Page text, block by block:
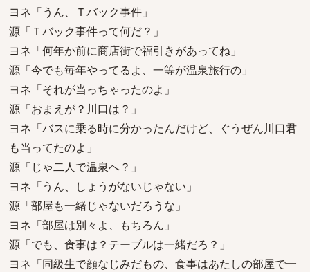
ヨネ「うん、Ｔバック事件」
源「Ｔバック事件って何だ？」
ヨネ「何年か前に商店街で福引きがあってね」
源「今でも毎年やってるよ、一等が温泉旅行の」
ヨネ「それが当っちゃったのよ」
源「おまえが？川口は？」
ヨネ「バスに乗る時に分かったんだけど、ぐうぜん川口君
も当ってたのよ」
源「じゃ二人で温泉へ？」
ヨネ「うん、しょうがないじゃない」
源「部屋も一緒じゃないだろうな」
ヨネ「部屋は別々よ、もちろん」
源「でも、食事は？テーブルは一緒だろ？」
ヨネ「同級生で顔なじみだもの、食事はあたしの部屋で一